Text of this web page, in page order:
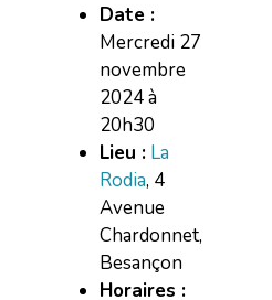
Date :
Mercredi 27
novembre
2024 à
20h30
Lieu : La
Rodia, 4
Avenue
Chardonnet,
Besançon
Horaires :